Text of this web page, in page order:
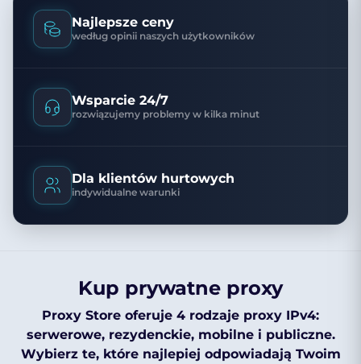
Najlepsze ceny
według opinii naszych użytkowników
Wsparcie 24/7
rozwiązujemy problemy w kilka minut
Dla klientów hurtowych
indywidualne warunki
Kup prywatne proxy
Proxy Store oferuje 4 rodzaje proxy IPv4:
serwerowe, rezydenckie, mobilne i publiczne.
Wybierz te, które najlepiej odpowiadają Twoim